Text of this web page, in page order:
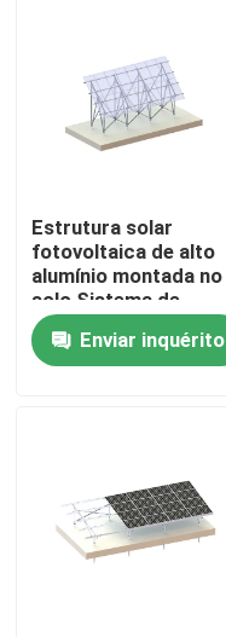
Casa
Produtos
Mostra de VR
Estrutura solar
fotovoltaica de alto
alumínio montada no
solo Sistema de
estantes planas
Enviar inquérito